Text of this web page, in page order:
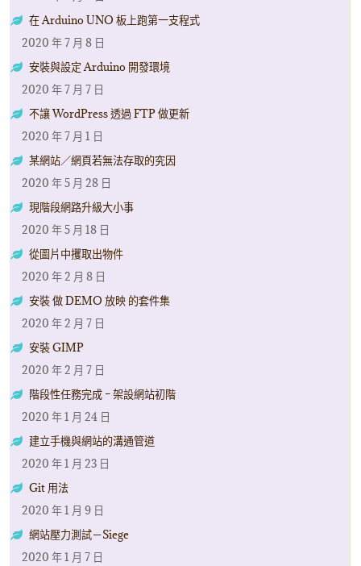
在 Arduino UNO 板上跑第一支程式
2020 年 7 月 8 日
安裝與設定 Arduino 開發環境
2020 年 7 月 7 日
不讓 WordPress 透過 FTP 做更新
2020 年 7 月 1 日
某網站／網頁若無法存取的究因
2020 年 5 月 28 日
現階段網路升級大小事
2020 年 5 月 18 日
從圖片中攫取出物件
2020 年 2 月 8 日
安裝 做 DEMO 放映 的套件集
2020 年 2 月 7 日
安裝 GIMP
2020 年 2 月 7 日
階段性任務完成 – 架設網站初階
2020 年 1 月 24 日
建立手機與網站的溝通管道
2020 年 1 月 23 日
Git 用法
2020 年 1 月 9 日
網站壓力測試－Siege
2020 年 1 月 7 日